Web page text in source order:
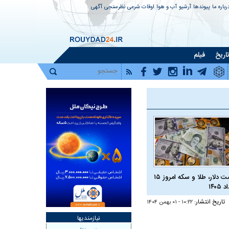
ما پیوندها آرشیو آب و هوا اوقات شرعی نظرسنجی آگهی
تاریخ فیلم
قیمت دلار، طلا و سکه امروز ۱۵
تاریخ انتشار: ۱۰:۲۲ - ۰۱ بهمن ۱۴۰۴
نیازمندیها